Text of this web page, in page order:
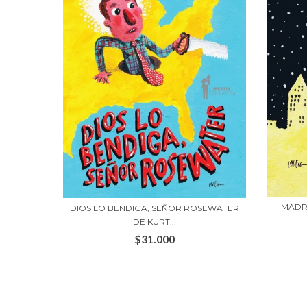
DIOS LO BENDIGA, SEÑOR ROSEWATER
DE KURT...
$31.000